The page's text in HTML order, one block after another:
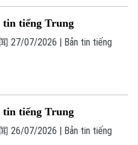
tin tiếng Trung
27/07/2026 | Bản tin tiếng
tin tiếng Trung
26/07/2026 | Bản tin tiếng